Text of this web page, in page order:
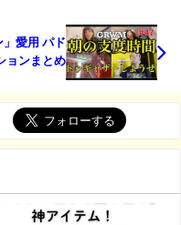
」愛用 パド
ョンまとめ